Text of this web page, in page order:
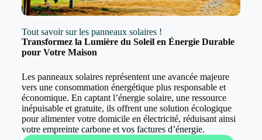
Tout savoir sur les panneaux solaires !
Transformez la Lumière du Soleil en Énergie Durable
pour Votre Maison
Les panneaux solaires représentent une avancée majeure
vers une consommation énergétique plus responsable et
économique. En captant l’énergie solaire, une ressource
inépuisable et gratuite, ils offrent une solution écologique
pour alimenter votre domicile en électricité, réduisant ainsi
votre empreinte carbone et vos factures d’énergie.